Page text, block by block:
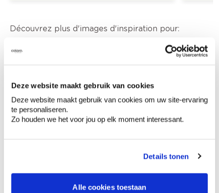
Deze website maakt gebruik van cookies
Deze website maakt gebruik van cookies om uw site-ervaring
te personaliseren.
Zo houden we het voor jou op elk moment interessant.
Details tonen
Alle cookies toestaan
Découvrez plus d'images d'inspiration pour: